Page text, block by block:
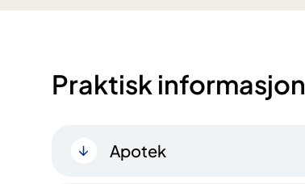
Praktisk informasjon
Apotek